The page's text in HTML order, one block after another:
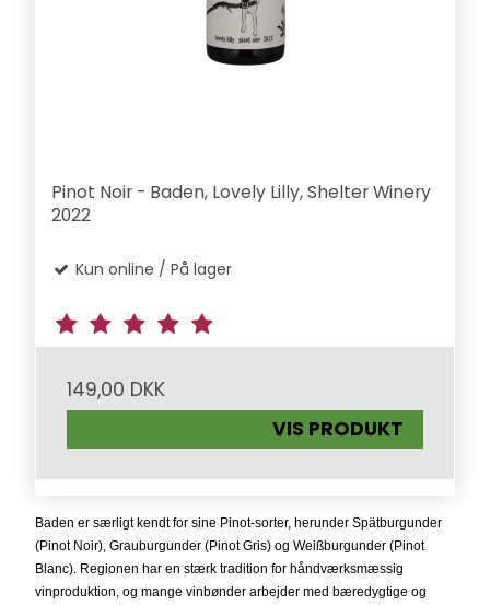
Pinot Noir - Baden, Lovely Lilly, Shelter Winery
2022
Kun online / På lager
149,00 DKK
VIS PRODUKT
Baden er særligt kendt for sine Pinot-sorter, herunder Spätburgunder
(Pinot Noir), Grauburgunder (Pinot Gris) og Weißburgunder (Pinot
Blanc). Regionen har en stærk tradition for håndværksmæssig
vinproduktion, og mange vinbønder arbejder med bæredygtige og